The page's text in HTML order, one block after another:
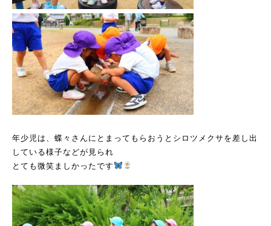
年少児は、蝶々さんにとまってもらおうとシロツメクサを差し出
している様子などが見られ
とても微笑ましかったです